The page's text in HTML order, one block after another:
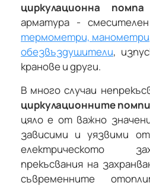
циркулационна помпа
арматура -
термометри, манометри
обезвъздушители,
кранове и други.
В много случаи
циркулационните помпи
цяло е от важно
зависими и уязвими
електрическото
прекъсвания на
съвременните